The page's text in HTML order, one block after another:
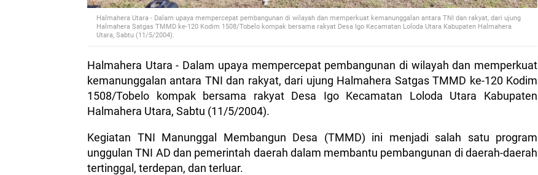
Halmahera Utara - Dalam upaya mempercepat pembangunan di wilayah dan memperkuat kemanunggalan antara TNI dan rakyat, dari ujung
Halmahera Satgas TMMD ke-120 Kodim 1508/Tobelo kompak bersama rakyat Desa Igo Kecamatan Loloda Utara Kabupaten Halmahera
Utara, Sabtu (11/5/2004).
Halmahera Utara - Dalam upaya mempercepat pembangunan di wilayah dan memperkuat
kemanunggalan antara TNI dan rakyat, dari ujung Halmahera Satgas TMMD ke-120 Kodim
1508/Tobelo kompak bersama rakyat Desa Igo Kecamatan Loloda Utara Kabupaten
Halmahera Utara, Sabtu (11/5/2004).
Kegiatan TNI Manunggal Membangun Desa (TMMD) ini menjadi salah satu program
unggulan TNI AD dan pemerintah daerah dalam membantu pembangunan di daerah-daerah
tertinggal, terdepan, dan terluar.